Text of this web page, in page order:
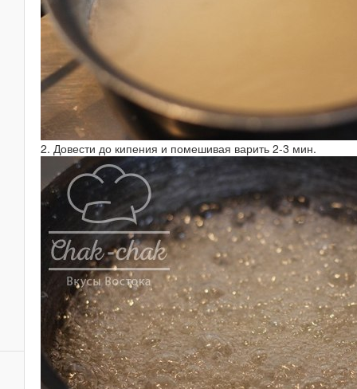
2. Довести до кипения и помешивая варить 2-3 мин.